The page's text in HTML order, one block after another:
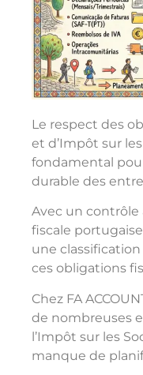
Le respect des
et d’Impôt sur
fondamental
durable des
Avec un contrôle
fiscale
une
ces obligations
Chez FA
de nombreuses
l’Impôt sur les
manque de